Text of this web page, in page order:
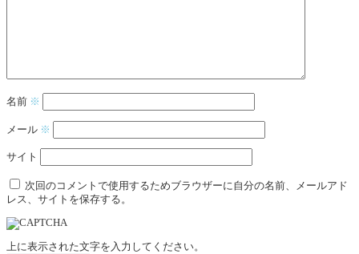
名前 ※
メール ※
サイト
次回のコメントで使用するためブラウザーに自分の名前、メールアド
レス、サイトを保存する。
上に表示された文字を入力してください。